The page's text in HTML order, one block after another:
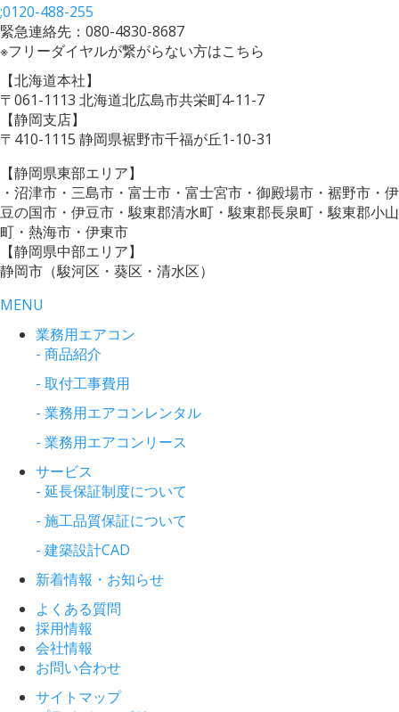
;0120-488-255
緊急連絡先：080-4830-8687
※フリーダイヤルが繋がらない方はこちら
【北海道本社】
〒061-1113 北海道北広島市共栄町4-11-7
【静岡支店】
〒410-1115 静岡県裾野市千福が丘1-10-31
【静岡県東部エリア】
・沼津市・三島市・富士市・富士宮市・御殿場市・裾野市・伊
豆の国市・伊豆市・駿東郡清水町・駿東郡長泉町・駿東郡小山
町・熱海市・伊東市
【静岡県中部エリア】
静岡市（駿河区・葵区・清水区）
MENU
業務用エアコン
- 商品紹介
- 取付工事費用
- 業務用エアコンレンタル
- 業務用エアコンリース
サービス
- 延長保証制度について
- 施工品質保証について
- 建築設計CAD
新着情報・お知らせ
よくある質問
採用情報
会社情報
お問い合わせ
サイトマップ